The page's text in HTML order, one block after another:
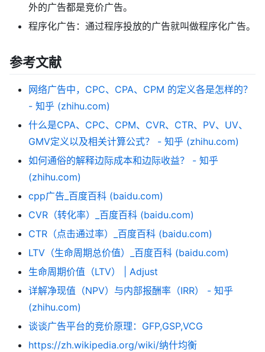
外的广告都是竞价广告。
程序化广告：通过程序投放的广告就叫做程序化广告。
参考文献
网络广告中，CPC、CPA、CPM 的定义各是怎样的？
- 知乎 (zhihu.com)
什么是CPA、CPC、CPM、CVR、CTR、PV、UV、
GMV定义以及相关计算公式？ - 知乎 (zhihu.com)
如何通俗的解释边际成本和边际收益？ - 知乎
(zhihu.com)
cpp广告_百度百科 (baidu.com)
CVR（转化率）_百度百科 (baidu.com)
CTR（点击通过率）_百度百科 (baidu.com)
LTV（生命周期总价值）_百度百科 (baidu.com)
生命周期价值（LTV） | Adjust
详解净现值（NPV）与内部报酬率（IRR） - 知乎
(zhihu.com)
谈谈广告平台的竞价原理：GFP,GSP,VCG
https://zh.wikipedia.org/wiki/纳什均衡